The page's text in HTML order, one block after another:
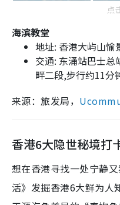
点
海滨教堂
地址: 香港大屿山愉
交通: 东涌站巴士总
畔二段,步行约11分
来源：旅发局，
香港6大隐世秘境打
想在香港寻找一处宁静
活》发掘香港6大鲜为人